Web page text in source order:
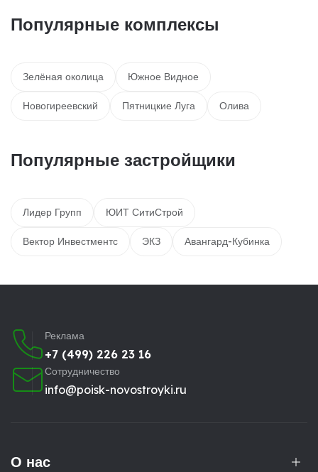
Популярные комплексы
Зелёная околица Южное Видное
Новогиреевский Пятницкие Луга Олива
Популярные застройщики
Лидер Групп ЮИТ СитиСтрой
Вектор Инвестментс ЭКЗ Авангард-Кубинка
Реклама
+7 (499) 226 23 16
Сотрудничество
info@poisk-novostroyki.ru
О нас